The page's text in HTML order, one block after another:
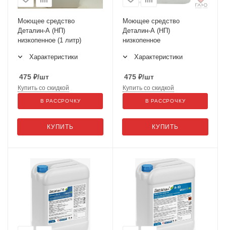
Моющее средство
Деталин-А (НП)
низкопенное (1 литр)
Характеристики
475 ₽/шт
КУПИТЬ
Купить со скидкой
В РАССРОЧКУ
Моющее средство
Деталин-А (НП)
низкопенное
Характеристики
475 ₽/шт
КУПИТЬ
Купить со скидкой
В РАССРОЧКУ